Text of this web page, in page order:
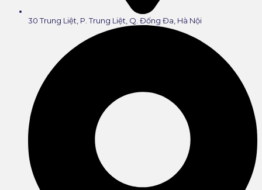
30 Trung Liệt, P. Trung Liệt, Q. Đống Đa, Hà Nội